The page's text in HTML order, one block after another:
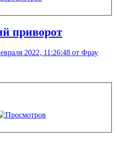
приворот
2022, 11:26:48 от Фрау